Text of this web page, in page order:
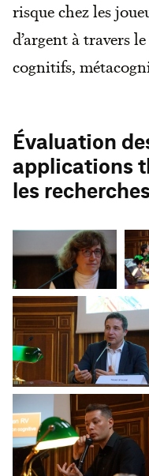
risque chez les
d’argent à travers
cognitifs,
Évaluation
applications
les